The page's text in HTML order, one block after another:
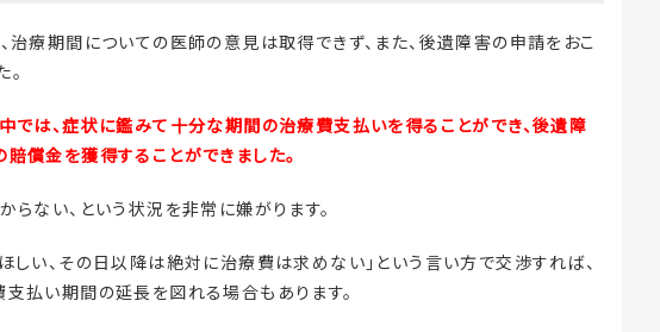
療期間についての医師の意見は取得できず、また、後遺障害の申請をおこ
では、症状に鑑みて十分な期間の治療費支払いを得ることができ、後遺障
償金を獲得することができました。
ない、という状況を非常に嫌がります。
しい、その日以降は絶対に治療費は求めない」という言い方で交渉すれば、
払い期間の延長を図れる場合もあります。